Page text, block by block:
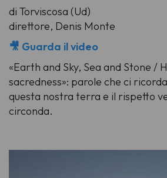
di Torviscosa (Ud)
direttore, Denis Monte
🎥 Guarda il video
«Earth and Sky, Sea and Stone /
sacredness»: parole che ci
questa nostra terra e il rispetto
circonda.